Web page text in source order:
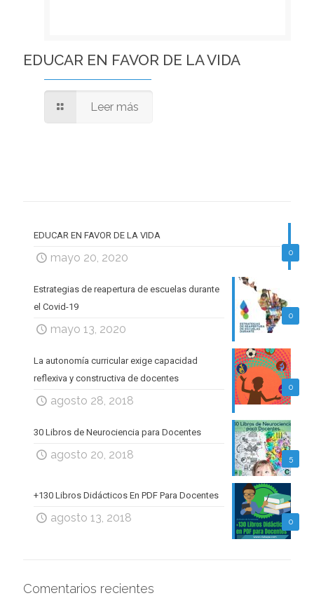
EDUCAR EN FAVOR DE LA VIDA
Leer más
0
EDUCAR EN FAVOR DE LA VIDA
mayo 20, 2020
0
Estrategias de reapertura de escuelas durante
el Covid-19
mayo 13, 2020
0
La autonomía curricular exige capacidad
reflexiva y constructiva de docentes
agosto 28, 2018
5
30 Libros de Neurociencia para Docentes
agosto 20, 2018
0
+130 Libros Didácticos En PDF Para Docentes
agosto 13, 2018
Comentarios recientes